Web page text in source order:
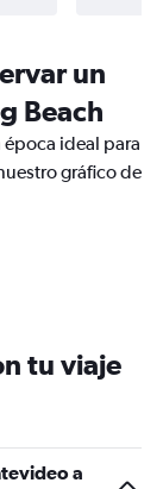
un
Beach
ideal para
gráfico de
tu viaje
a